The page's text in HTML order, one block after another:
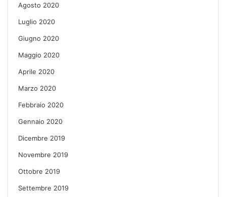
Agosto 2020
Luglio 2020
Giugno 2020
Maggio 2020
Aprile 2020
Marzo 2020
Febbraio 2020
Gennaio 2020
Dicembre 2019
Novembre 2019
Ottobre 2019
Settembre 2019